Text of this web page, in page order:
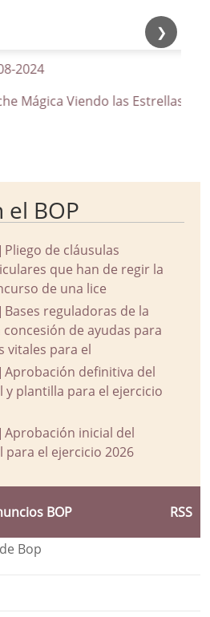
❯
2024
Mágica Viendo las Estrellas
BOP
Pliego de cláusulas
que han de regir la
de una lice
Bases reguladoras de la
de ayudas para
vitales para el
Aprobación definitiva del
plantilla para el ejercicio
Aprobación inicial del
el ejercicio 2026
BOP RSS